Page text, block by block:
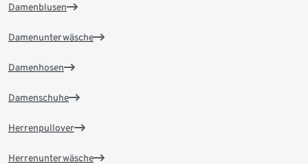
Damenblusen
Damenunterwäsche
Damenhosen
Damenschuhe
Herrenpullover
Herrenunterwäsche